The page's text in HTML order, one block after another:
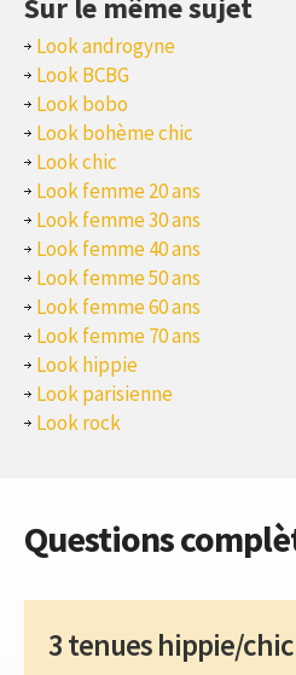
Sur le même sujet
Look androgyne
Look BCBG
Look bobo
Look bohème chic
Look chic
Look femme 20 ans
Look femme 30 ans
Look femme 40 ans
Look femme 50 ans
Look femme 60 ans
Look femme 70 ans
Look hippie
Look parisienne
Look rock
Questions
3 tenues hippie/